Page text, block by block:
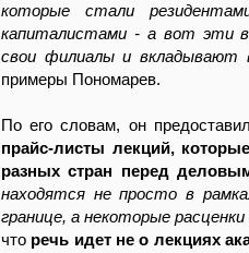
которые стали
капиталистами - а вот эти
свои филиалы и вкладывают
примеры Пономарев.
По его словам, он
прайс-листы лекций,
разных стран перед
находятся не просто в
границе, а некоторые
что речь идет не о лекциях